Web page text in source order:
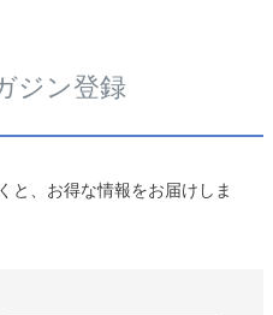
ジン登録
と、お得な情報をお届けしま